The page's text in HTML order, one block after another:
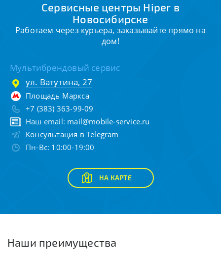
Сервисные центры Hiper в
Новосибирске
Работаем через курьера, заказывайте прямо на
дом!
Мультибрендовый сервис
ул. Ватутина, 27
Площадь Маркса
+7 (383) 363-99-09
Наш email: mail@mobile-service.ru
Консультация в Telegram
Пн-Вс: 10:00-19:00
НА КАРТЕ
Наши преимущества